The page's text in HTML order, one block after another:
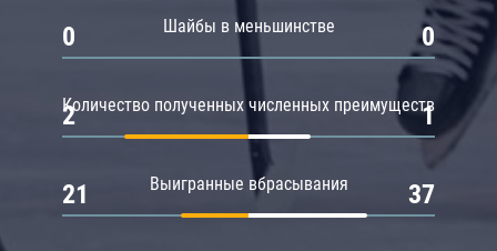
Шайбы в меньшинстве
0 0
Количество полученных численных преимуществ
2 1
Выигранные вбрасывания
21 37